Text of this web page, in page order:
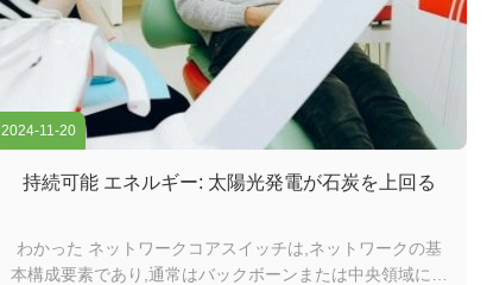
2024-11-20
持続可能 エネルギー: 太陽光発電が石炭を上回る
わかった ネットワークコアスイッチは,ネットワークの基
本構成要素であり,通常はバックボーンまたは中央領域に位